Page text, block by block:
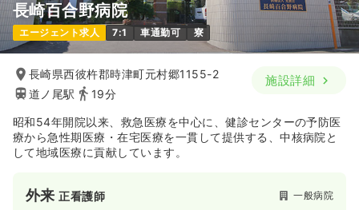
長崎百合野病院
エージェント求人 7:1 車通勤可 寮
長崎県西彼杵郡時津町元村郷1155-2
道ノ尾駅
19分
施設詳細
昭和54年開院以来、救急医療を中心に、健診センターの予防医
療から急性期医療・在宅医療を一貫して提供する、中核病院と
して地域医療に貢献しています。
外来正看護師 一般病院